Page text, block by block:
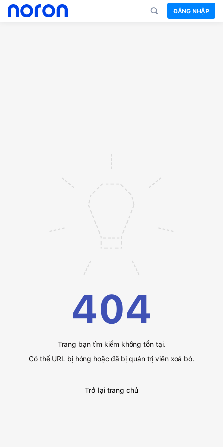
ĐĂNG NHẬP
404
Trang bạn tìm kiếm không tồn tại.
Có thể URL bị hỏng hoặc đã bị quản trị viên xoá bỏ.
Trở lại trang chủ